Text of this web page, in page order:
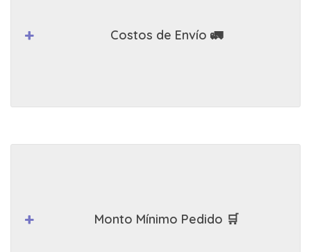
Costos de Envío 🚛
Monto Mínimo Pedido 🛒